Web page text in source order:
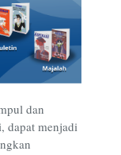
dan
dapat menjadi